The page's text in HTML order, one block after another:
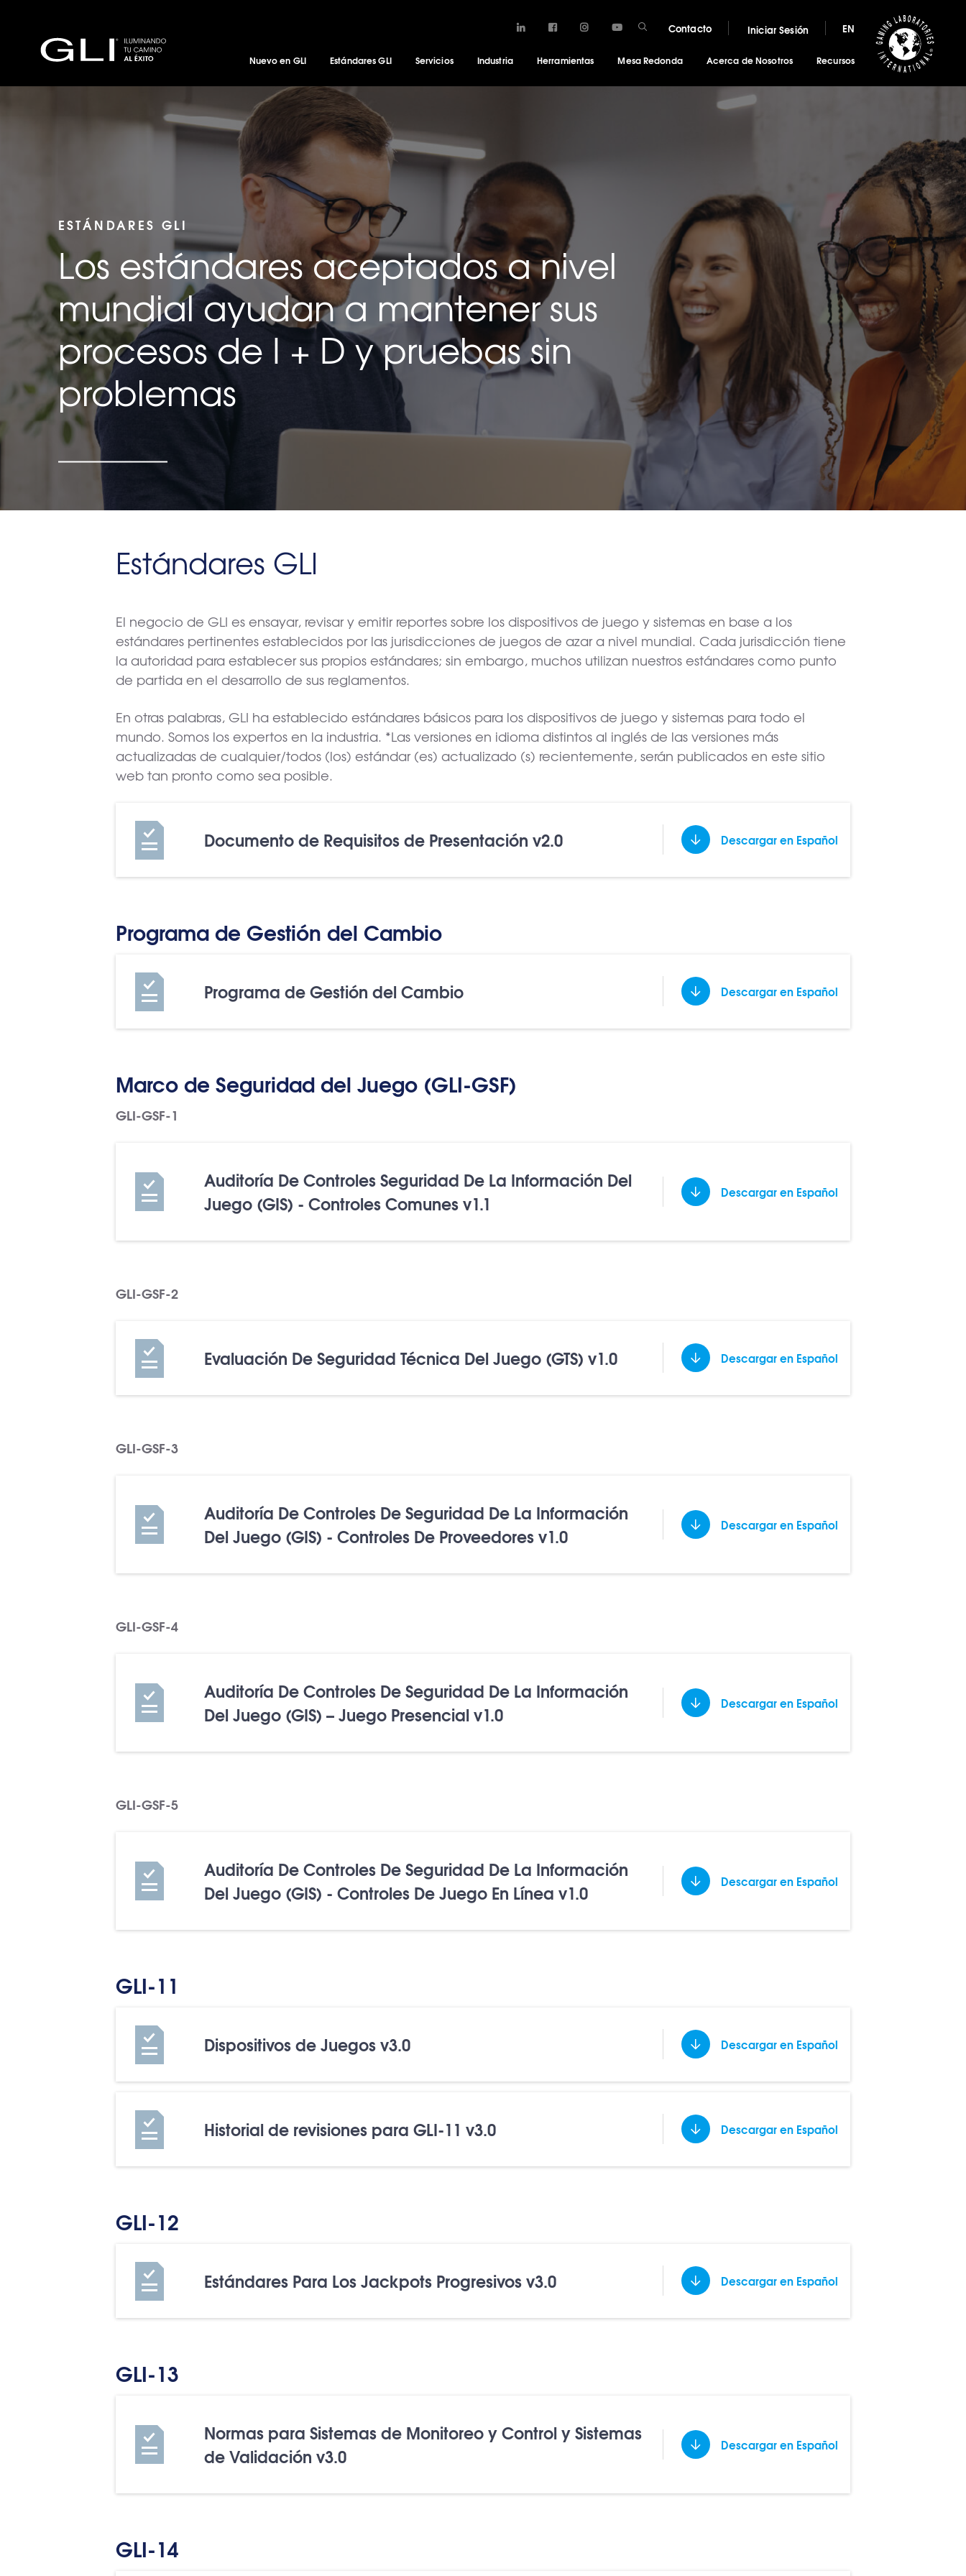
Contacto Iniciar Sesión EN
Nuevo en GLI Estándares GLI Servicios Industria Herramientas Mesa Redonda Acerca de Nosotros Recursos
ESTÁNDARES GLI
Los estándares aceptados a nivel
mundial ayudan a mantener sus
procesos de I + D y pruebas sin
problemas
Estándares GLI
El negocio de GLI es ensayar, revisar y emitir reportes sobre los dispositivos de juego y sistemas en base a los
estándares pertinentes establecidos por las jurisdicciones de juegos de azar a nivel mundial. Cada jurisdicción tiene
la autoridad para establecer sus propios estándares; sin embargo, muchos utilizan nuestros estándares como punto
de partida en el desarrollo de sus reglamentos.
En otras palabras, GLI ha establecido estándares básicos para los dispositivos de juego y sistemas para todo el
mundo. Somos los expertos en la industria. *Las versiones en idioma distintos al inglés de las versiones más
actualizadas de cualquier/todos (los) estándar (es) actualizado (s) recientemente, serán publicados en este sitio
web tan pronto como sea posible.
Documento de Requisitos de Presentación v2.0 Descargar en Español
Programa de Gestión del Cambio
Programa de Gestión del Cambio Descargar en Español
Marco de Seguridad del Juego (GLI-GSF)
GLI-GSF-1
Auditoría De Controles Seguridad De La Información Del
Juego (GIS) - Controles Comunes v1.1
Descargar en Español
GLI-GSF-2
Evaluación De Seguridad Técnica Del Juego (GTS) v1.0 Descargar en Español
GLI-GSF-3
Auditoría De Controles De Seguridad De La Información
Del Juego (GIS) - Controles De Proveedores v1.0
Descargar en Español
GLI-GSF-4
Auditoría De Controles De Seguridad De La Información
Del Juego (GIS) – Juego Presencial v1.0
Descargar en Español
GLI-GSF-5
Auditoría De Controles De Seguridad De La Información
Del Juego (GIS) - Controles De Juego En Línea v1.0
Descargar en Español
GLI-11
Dispositivos de Juegos v3.0 Descargar en Español
Historial de revisiones para GLI-11 v3.0 Descargar en Español
GLI-12
Estándares Para Los Jackpots Progresivos v3.0 Descargar en Español
GLI-13
Normas para Sistemas de Monitoreo y Control y Sistemas
de Validación v3.0
Descargar en Español
GLI-14